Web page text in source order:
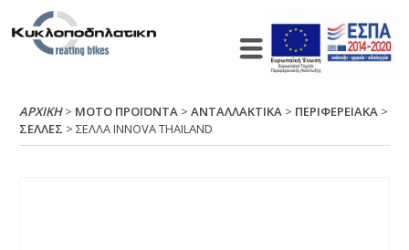
ΑΡΧΙΚΉ> ΜΟΤΟ ΠΡΟΪΟΝΤΑ >ΑΝΤΑΛΛΑΚΤΙΚΑ > ΠΕΡΙΦΕΡΕΙΑΚΑ >
ΣΕΛΛΕΣ > ΣΕΛΛΑ ΙΝΝΟVΑ ΤΗΑΙLΑΝD